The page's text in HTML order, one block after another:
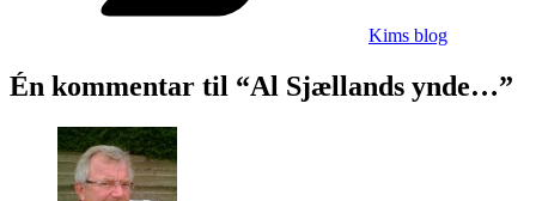
Kims blog
Én kommentar til “Al Sjællands ynde…”